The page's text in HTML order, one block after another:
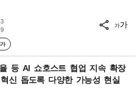
가가
등 AI 쇼호스트 협업 지속 확장
신 돕도록 다양한 가능성 현실